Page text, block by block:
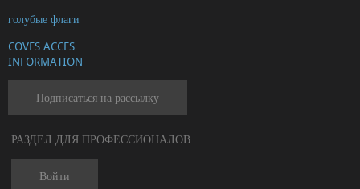
голубые флаги
COVES ACCES
INFORMATION
Подписаться на рассылку
РАЗДЕЛ ДЛЯ ПРОФЕССИОНАЛОВ
Войти